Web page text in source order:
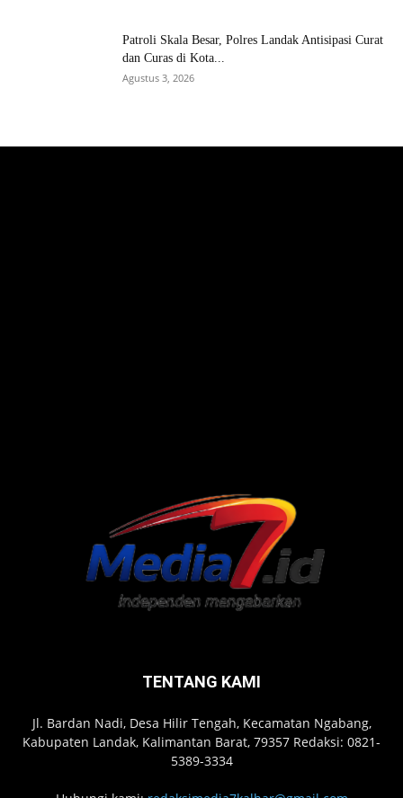
Patroli Skala Besar, Polres Landak Antisipasi Curat
dan Curas di Kota...
Agustus 3, 2026
TENTANG KAMI
Jl. Bardan Nadi, Desa Hilir Tengah, Kecamatan Ngabang,
Kabupaten Landak, Kalimantan Barat, 79357 Redaksi: 0821-
5389-3334